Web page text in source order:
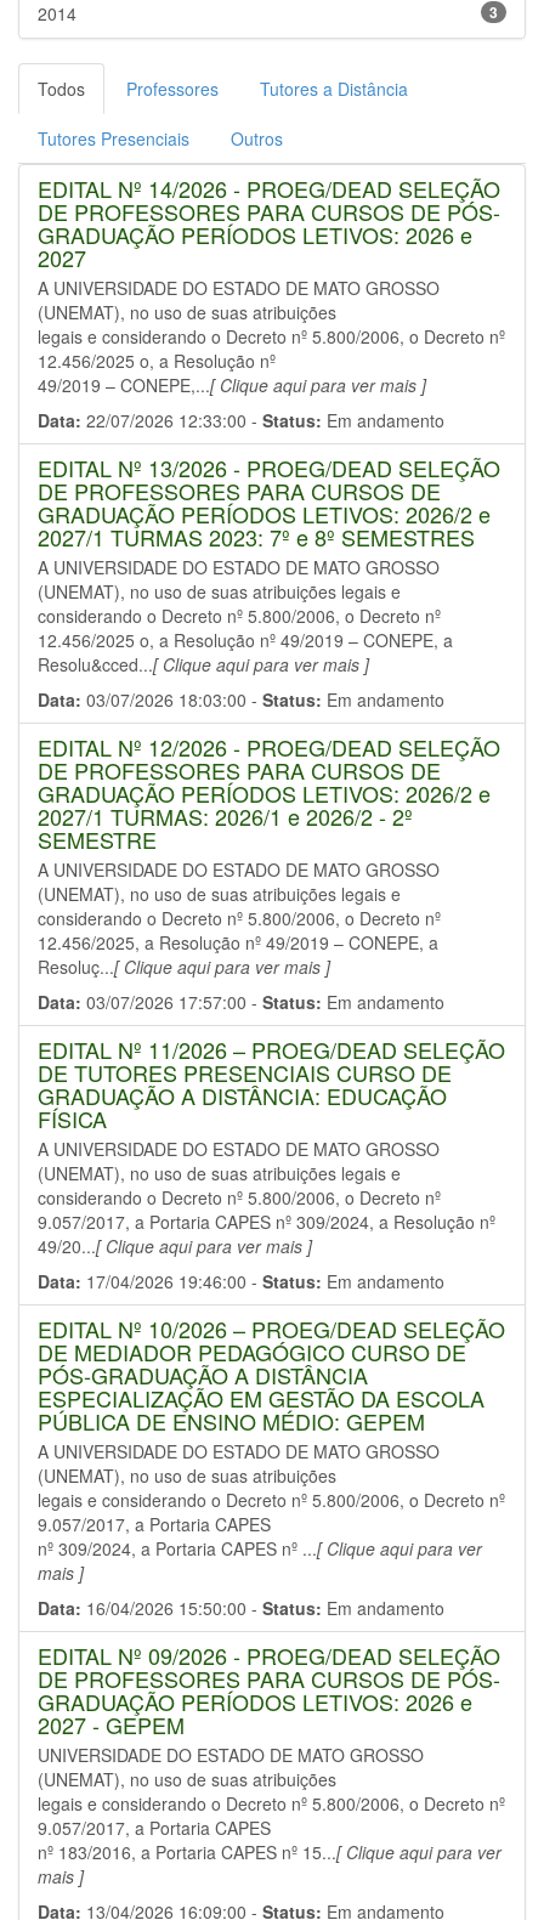
2014 3
Todos Professores Tutores a Distância
Tutores Presenciais Outros
EDITAL Nº 14/2026 - PROEG/DEAD SELEÇÃO
DE PROFESSORES PARA CURSOS DE PÓS-
GRADUAÇÃO PERÍODOS LETIVOS: 2026 e
2027
A UNIVERSIDADE DO ESTADO DE MATO GROSSO
(UNEMAT), no uso de suas atribuições
legais e considerando o Decreto nº 5.800/2006, o Decreto nº
12.456/2025 o, a Resolução nº
49/2019 – CONEPE,...[ Clique aqui para ver mais ]
Data: 22/07/2026 12:33:00 - Status: Em andamento
EDITAL Nº 13/2026 - PROEG/DEAD SELEÇÃO
DE PROFESSORES PARA CURSOS DE
GRADUAÇÃO PERÍODOS LETIVOS: 2026/2 e
2027/1 TURMAS 2023: 7º e 8º SEMESTRES
A UNIVERSIDADE DO ESTADO DE MATO GROSSO
(UNEMAT), no uso de suas atribuições legais e
considerando o Decreto nº 5.800/2006, o Decreto nº
12.456/2025 o, a Resolução nº 49/2019 – CONEPE, a
Resolu&cced...[ Clique aqui para ver mais ]
Data: 03/07/2026 18:03:00 - Status: Em andamento
EDITAL Nº 12/2026 - PROEG/DEAD SELEÇÃO
DE PROFESSORES PARA CURSOS DE
GRADUAÇÃO PERÍODOS LETIVOS: 2026/2 e
2027/1 TURMAS: 2026/1 e 2026/2 - 2º
SEMESTRE
A UNIVERSIDADE DO ESTADO DE MATO GROSSO
(UNEMAT), no uso de suas atribuições legais e
considerando o Decreto nº 5.800/2006, o Decreto nº
12.456/2025, a Resolução nº 49/2019 – CONEPE, a
Resoluç...[ Clique aqui para ver mais ]
Data: 03/07/2026 17:57:00 - Status: Em andamento
EDITAL Nº 11/2026 – PROEG/DEAD SELEÇÃO
DE TUTORES PRESENCIAIS CURSO DE
GRADUAÇÃO A DISTÂNCIA: EDUCAÇÃO
FÍSICA
A UNIVERSIDADE DO ESTADO DE MATO GROSSO
(UNEMAT), no uso de suas atribuições legais e
considerando o Decreto nº 5.800/2006, o Decreto nº
9.057/2017, a Portaria CAPES nº 309/2024, a Resolução nº
49/20...[ Clique aqui para ver mais ]
Data: 17/04/2026 19:46:00 - Status: Em andamento
EDITAL Nº 10/2026 – PROEG/DEAD SELEÇÃO
DE MEDIADOR PEDAGÓGICO CURSO DE
PÓS-GRADUAÇÃO A DISTÂNCIA
ESPECIALIZAÇÃO EM GESTÃO DA ESCOLA
PÚBLICA DE ENSINO MÉDIO: GEPEM
A UNIVERSIDADE DO ESTADO DE MATO GROSSO
(UNEMAT), no uso de suas atribuições
legais e considerando o Decreto nº 5.800/2006, o Decreto nº
9.057/2017, a Portaria CAPES
nº 309/2024, a Portaria CAPES nº ...[ Clique aqui para ver
mais ]
Data: 16/04/2026 15:50:00 - Status: Em andamento
EDITAL Nº 09/2026 - PROEG/DEAD SELEÇÃO
DE PROFESSORES PARA CURSOS DE PÓS-
GRADUAÇÃO PERÍODOS LETIVOS: 2026 e
2027 - GEPEM
UNIVERSIDADE DO ESTADO DE MATO GROSSO
(UNEMAT), no uso de suas atribuições
legais e considerando o Decreto nº 5.800/2006, o Decreto nº
9.057/2017, a Portaria CAPES
nº 183/2016, a Portaria CAPES nº 15...[ Clique aqui para ver
mais ]
Data: 13/04/2026 16:09:00 - Status: Em andamento